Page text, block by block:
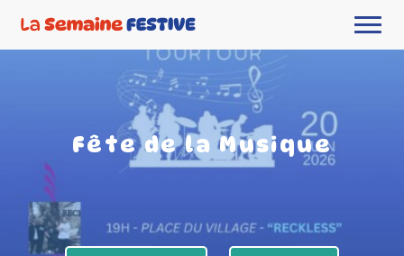
Fête de la Musique